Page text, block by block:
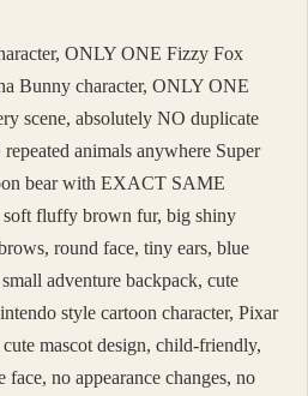
ONLY ONE Fizzy Fox
Bunny character, ONLY ONE
scene, absolutely NO duplicate
animals anywhere Super
bear with EXACT SAME
soft fluffy brown fur, big shiny
round face, tiny ears, blue
adventure backpack, cute
style cartoon character, Pixar
mascot design, child-friendly,
no appearance changes, no